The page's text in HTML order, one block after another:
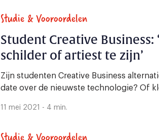
Studie & Vooroordelen
Student Creative Business:
schilder of artiest te zijn’
Zijn studenten Creative Business
date over de nieuwste technologie? Of
11 mei 2021 - 4 min.